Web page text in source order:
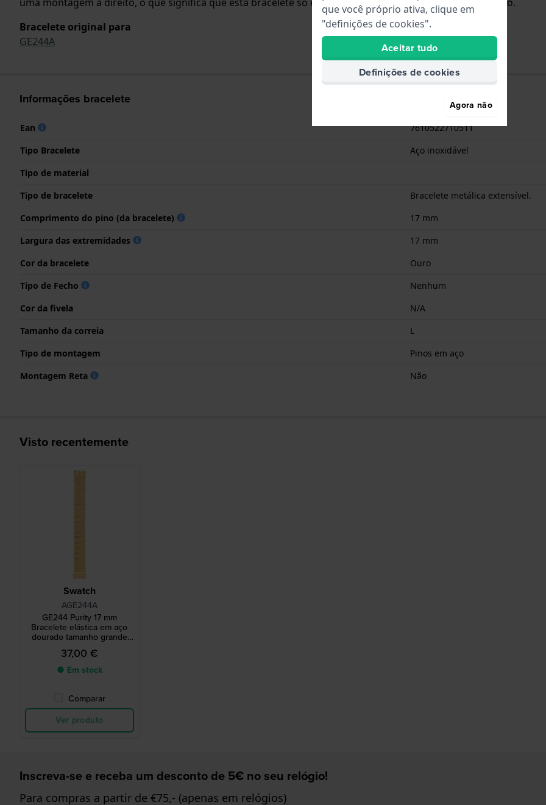
Bracelete original para
GE244A
Informações bracelete
Ean
7610522710511
Tipo Bracelete
Aço inoxidável
Tipo de material
Tipo de bracelete
Bracelete metálica extensível.
Comprimento do pino (da bracelete)
17 mm
Largura das extremidades
17 mm
Cor da bracelete
Ouro
Tipo de Fecho
Nenhum
Cor da fivela
N/A
Tamanho da correia
L
Tipo de montagem
Pinos em aço
Montagem Reta
Não
Visto recentemente
Swatch
AGE244A
GE244 Purity 17 mm
Bracelete elástica em aço
dourado tamanho grande
150-190mm
37,00 €
● Em stock
Comparar
Ver produto
Inscreva-se e receba um desconto de 5€ no seu relógio!
Para compras a partir de €75,- (apenas em relógios)
que você próprio ativa, clique em
"definições de cookies".
Aceitar tudo
Definições de cookies
Agora não